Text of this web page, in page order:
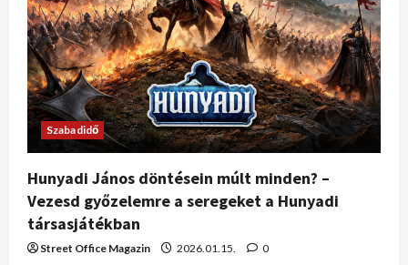
Szabadidő
Hunyadi János döntésein múlt minden? –
Vezesd győzelemre a seregeket a Hunyadi
társasjátékban
Street Office Magazin 2026.01.15. 0